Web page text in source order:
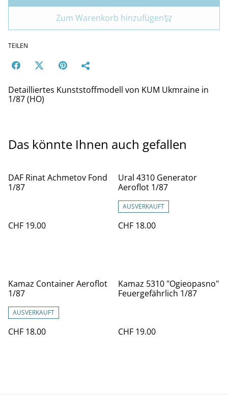
Zum Warenkorb hinzufügen
TEILEN
Detailliertes Kunststoffmodell von KUM Ukmraine in
1/87 (HO)
Das könnte Ihnen auch gefallen
DAF Rinat Achmetov Fond
1/87
CHF 19.00
Ural 4310 Generator
Aeroflot 1/87
AUSVERKAUFT
CHF 18.00
Kamaz Container Aeroflot
1/87
AUSVERKAUFT
CHF 18.00
Kamaz 5310 "Ogieopasno"
Feuergefährlich 1/87
CHF 19.00